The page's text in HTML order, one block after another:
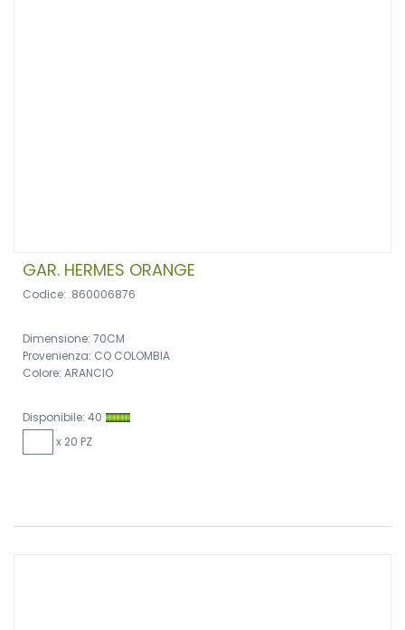
GAR. HERMES ORANGE
Codice: .860006876
Dimensione: 70CM
Provenienza: CO COLOMBIA
Colore: ARANCIO
Disponibile: 40
x 20 PZ